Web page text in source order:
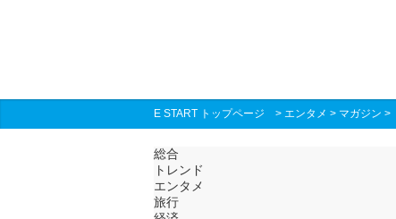
E START トップページ > エンタメ > マガジン >
総合
トレンド
エンタメ
旅行